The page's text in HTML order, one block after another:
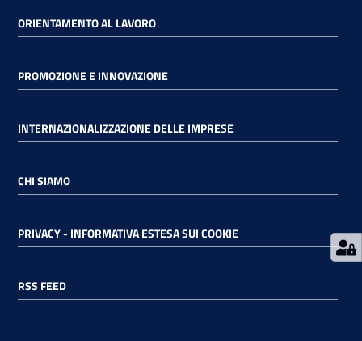
RSS
su
ORIENTAMENTO AL LAVORO
PROMOZIONE E INNOVAZIONE
INTERNAZIONALIZZAZIONE DELLE IMPRESE
CHI SIAMO
PRIVACY - INFORMATIVA ESTESA SUI COOKIE
RSS FEED